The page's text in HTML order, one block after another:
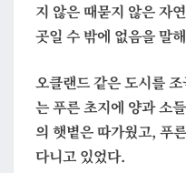
지 않은 때묻지 않은 자
곳일 수 밖에 없음을 말
오클랜드 같은 도시를
는 푸른 초지에 양과 소
의 햇볕은 따가웠고, 푸
다니고 있었다.